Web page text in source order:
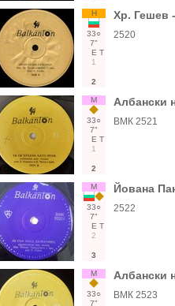
Н
33○
7"
Е Т
1
2
Хр. Гешев
2520
М
33○
7"
Е Т
1
2
Албански
ВМК 2521
М
33○
7"
Е Т
2
3
Йована
2522
М
33○
7"
Албански
ВМК 2523